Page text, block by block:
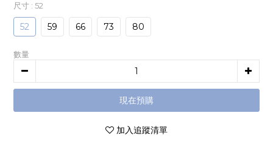
尺寸 : 52
52 59 66 73 80
數量
現在預購
加入追蹤清單